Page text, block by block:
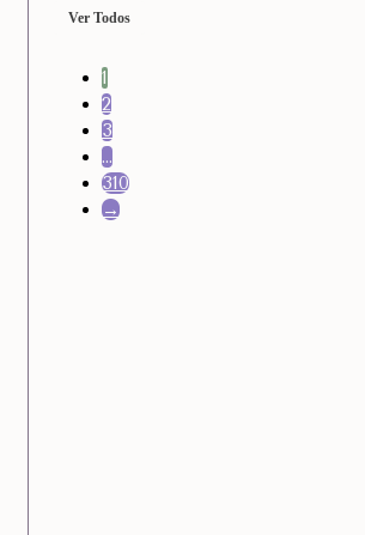
Ver Todos
1
2
3
…
310
→